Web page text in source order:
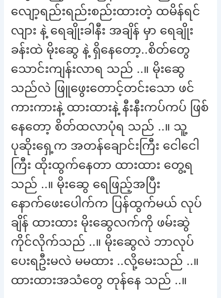
လျော့ရည်းရည်းစည်းထားတဲ့ ထမိန်ရင်
လျား နဲ့ ရေချိုးခါနီး အချိန် မှာ ရေချိုး
ခန်းထဲ မိုးဆွေ နဲ့ ရှိနေတော့..စိတ်တွေ
သောင်းကျန်းလာရ သည် ..။ မိုးဆွေ
သည်လဲ ဖြူဖွေးတောင့်တင်းသော ဖင်
ကားကားနဲ့ ထားထားနဲ့ နီးနီးကပ်ကပ် ဖြစ်
နေတော့ စိတ်ထလာပုံရ သည် ..။ သူ့
ပုဆိုးရှေ့က အတန်ချောင်းကြီး ငေါငေါ
ကြီး ထိုးထွက်နေတာ ထားထား တွေ့ရ
သည် ..။ မိုးဆွေ ရေဖြည့်အပြီး
နောက်ဖေးပေါက်က ပြန်ထွက်မယ် လုပ်
ချိန် ထားထား မိုးဆွေလက်ကို ဖမ်းဆွဲ
ကိုင်လိုက်သည် ..။ မိုးဆွေလဲ ဘာလုပ်
ပေးရဦးမလဲ မမထား ..လို့မေးသည် ..။
ထားထားအသံတွေ တုန်နေ သည် ..။